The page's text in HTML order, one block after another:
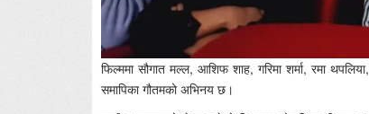
फिल्ममा सौगात मल्ल, आशिफ शाह, गरिमा शर्मा, रमा
समापिका गौतमको अभिनय छ।